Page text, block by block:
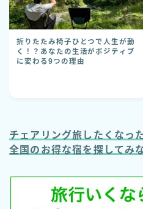
折りたたみ椅子ひとつで人生が動
く！？あなたの生活がポジティブ
に変わる9つの理由
チェアリング旅したくなっ
全国のお得な宿を探してみ